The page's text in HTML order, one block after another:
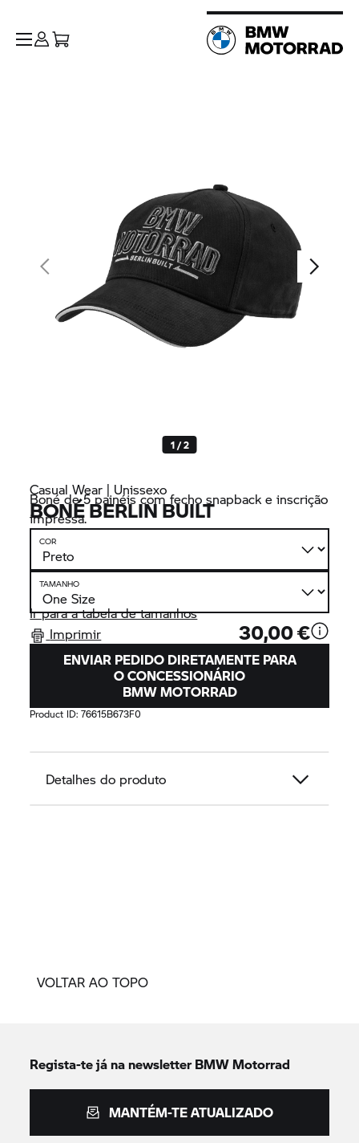
1 / 2
Casual Wear | Unissexo
BONÉ BERLIN BUILT
Boné de 5 painéis com fecho snapback e inscrição
impressa.
COR
TAMANHO
Ir para a tabela de tamanhos
Imprimir
30,00 €
ENVIAR PEDIDO DIRETAMENTE PARA
O CONCESSIONÁRIO
BMW MOTORRAD
Product ID:76615B673F0
Detalhes do produto
VOLTAR AO TOPO
Regista-te já na newsletterBMW Motorrad
MANTÉM-TE ATUALIZADO